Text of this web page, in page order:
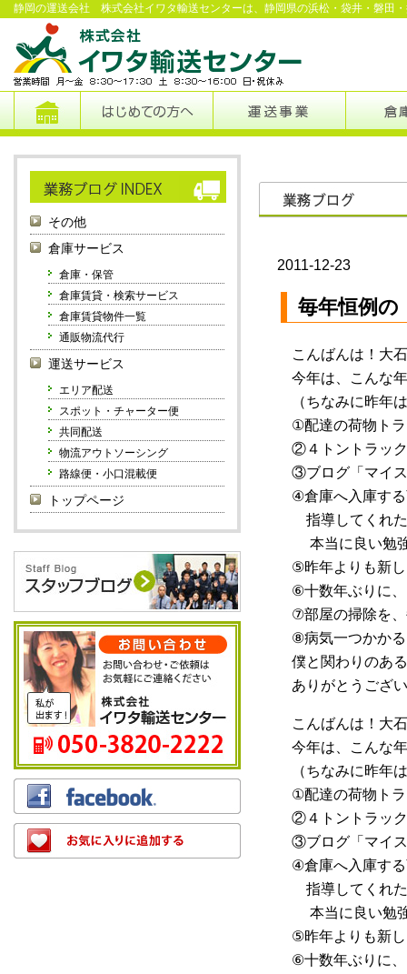
静岡の運送会社 株式会社イワタ輸送センターは、静岡県の浜松・袋井・磐田
その他
倉庫サービス
倉庫・保管
倉庫賃貸・検索サービス
倉庫賃貸物件一覧
通販物流代行
運送サービス
エリア配送
スポット・チャーター便
共同配送
物流アウトソーシング
路線便・小口混載便
トップページ
2011-12-23
毎年恒例の
こんばんは！大
今年は、こんな
（ちなみに昨年
①配達の荷物トラ
②４トントラック
③ブログ「マイス
④倉庫へ入庫する
指導してくれた
本当に良い勉強
⑤昨年よりも新し
⑥十数年ぶりに、
⑦部屋の掃除を、
⑧病気一つかかる
僕と関わりのあ
ありがとうござ
こんばんは！大
今年は、こんな
（ちなみに昨年
①配達の荷物トラ
②４トントラック
③ブログ「マイス
④倉庫へ入庫する
指導してくれた
本当に良い勉強
⑤昨年よりも新し
⑥十数年ぶりに、